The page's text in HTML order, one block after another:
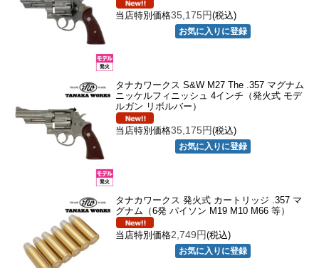
当店特別価格35,175円(税込)
タナカワークス S&W M27 The .357 マグナム
ニッケルフィニッシュ 4インチ（発火式 モデ
ルガン リボルバー）
当店特別価格35,175円(税込)
タナカワークス 発火式 カートリッジ .357 マ
グナム（6発 パイソン M19 M10 M66 等）
当店特別価格2,749円(税込)